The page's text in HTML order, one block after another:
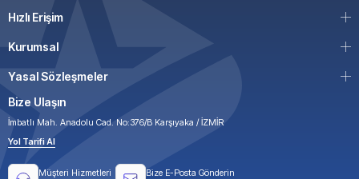
Hızlı Erişim
Kurumsal
Yasal Sözleşmeler
Bize Ulaşın
İmbatlı Mah. Anadolu Cad. No:376/B Karşıyaka / İZMİR
Yol Tarifi Al
Müşteri Hizmetleri Bize E-Posta Gönderin